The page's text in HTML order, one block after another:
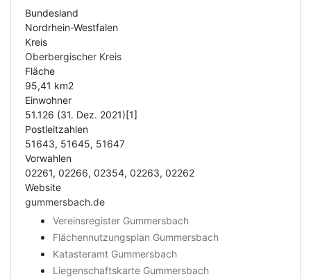
Bundesland
Nordrhein-Westfalen
Kreis
Oberbergischer Kreis
Fläche
95,41 km2
Einwohner
51.126 (31. Dez. 2021)[1]
Postleitzahlen
51643, 51645, 51647
Vorwahlen
02261, 02266, 02354, 02263, 02262
Website
gummersbach.de
Vereinsregister Gummersbach
Flächennutzungsplan Gummersbach
Katasteramt Gummersbach
Liegenschaftskarte Gummersbach